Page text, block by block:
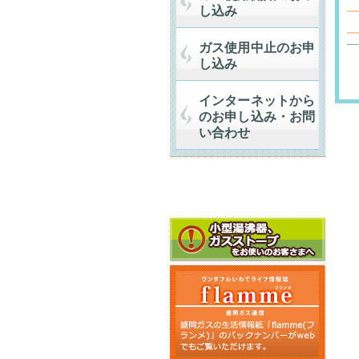
し込み
ガス使用中止のお申
し込み
インターネットから
のお申し込み・お問
い合わせ